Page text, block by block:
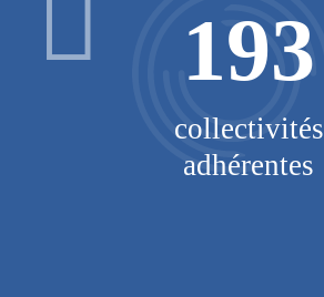
193
collectivités
adhérentes